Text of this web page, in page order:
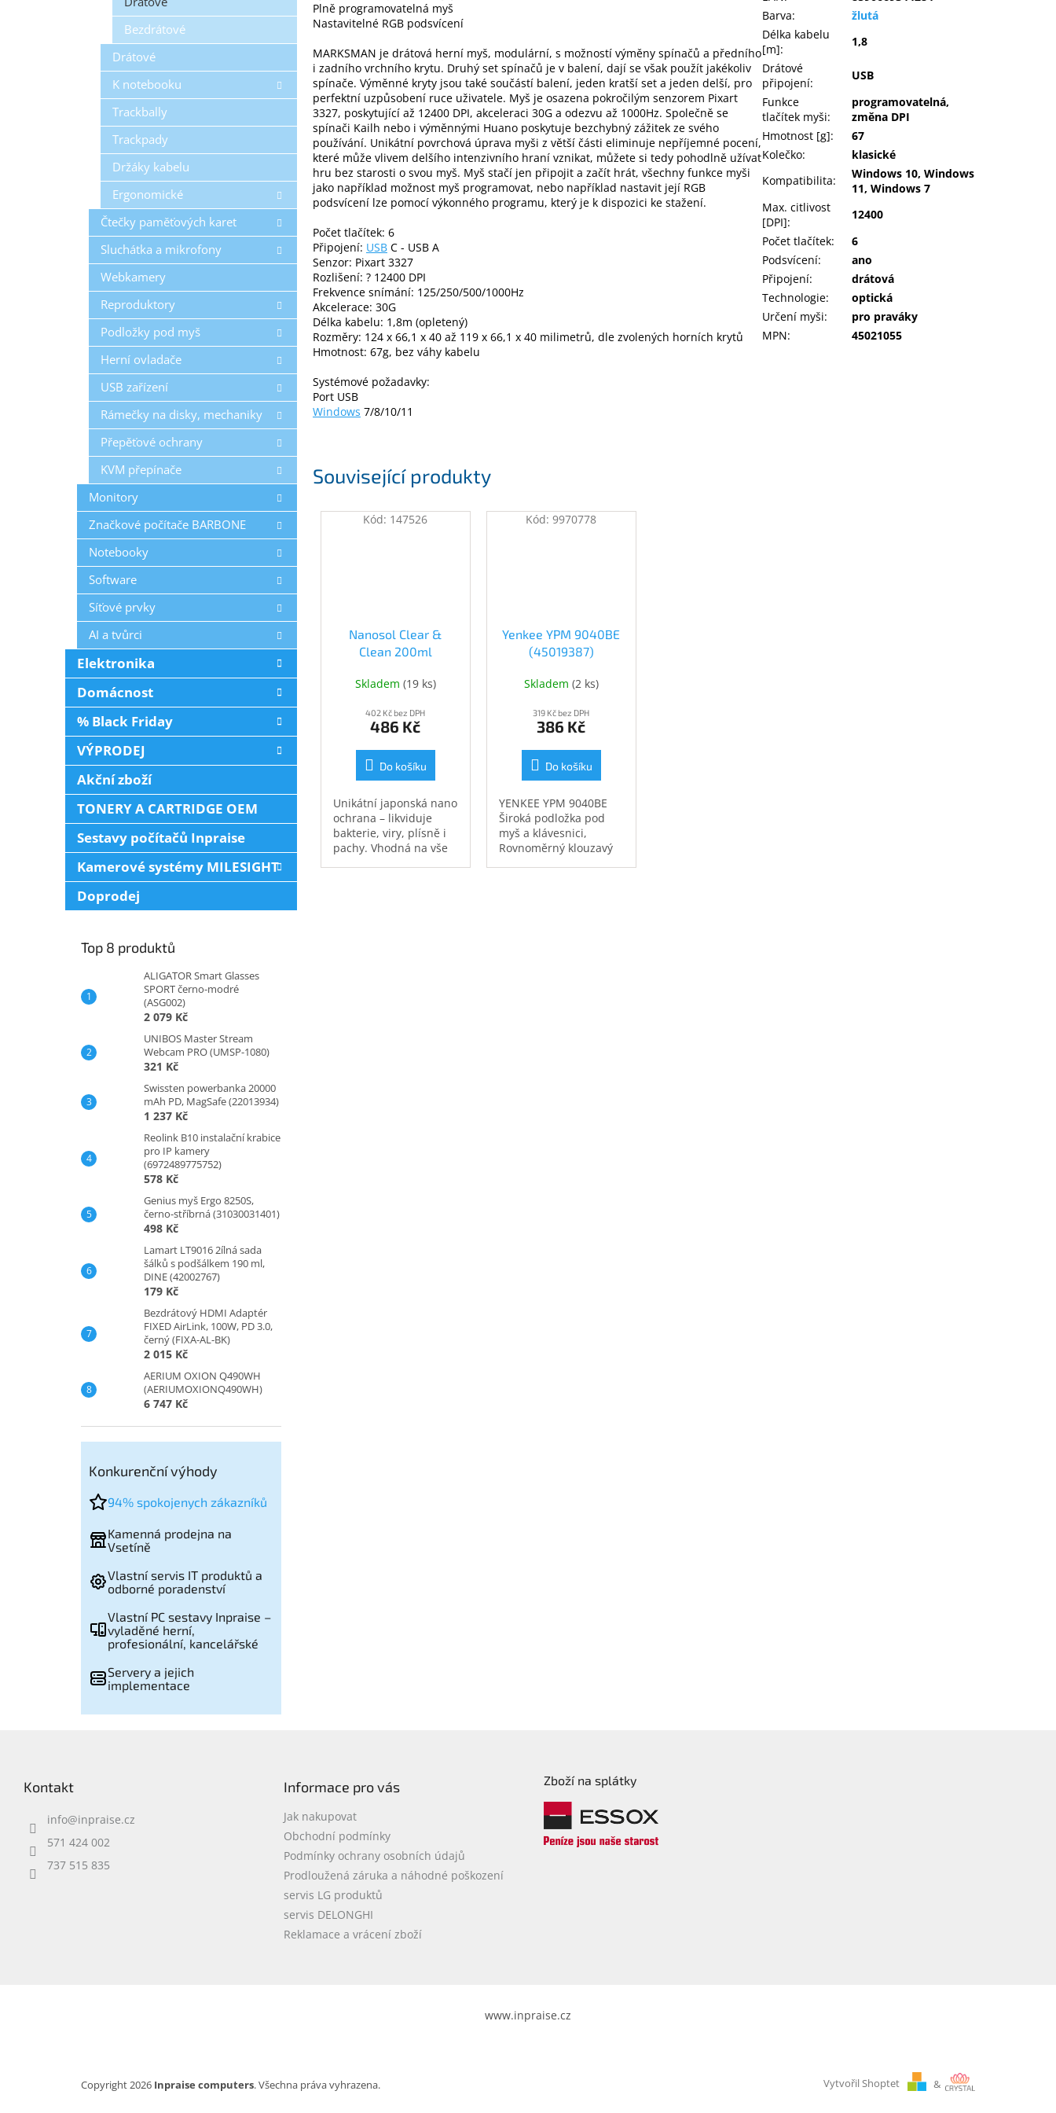
Bezdrátové
Drátové
K notebooku
Trackbally
Trackpady
Držáky kabelu
Ergonomické
Čtečky paměťových karet
Sluchátka a mikrofony
Webkamery
Reproduktory
Podložky pod myš
Herní ovladače
USB zařízení
Rámečky na disky, mechaniky
Přepěťové ochrany
KVM přepínače
Monitory
Značkové počítače BARBONE
Notebooky
Software
Síťové prvky
AI a tvůrci
Elektronika
Domácnost
% Black Friday
VÝPRODEJ
Akční zboží
TONERY A CARTRIDGE OEM
Sestavy počítačů Inpraise
Kamerové systémy MILESIGHT
Doprodej
Top 8 produktů
ALIGATOR Smart Glasses
SPORT černo-modré
(ASG002)
2 079 Kč
UNIBOS Master Stream
Webcam PRO (UMSP-1080)
321 Kč
Swissten powerbanka 20000
mAh PD, MagSafe (22013934)
1 237 Kč
Reolink B10 instalační krabice
pro IP kamery
(6972489775752)
578 Kč
Genius myš Ergo 8250S,
černo-stříbrná (31030031401)
498 Kč
Lamart LT9016 2ílná sada
šálků s podšálkem 190 ml,
DINE (42002767)
179 Kč
Bezdrátový HDMI Adaptér
FIXED AirLink, 100W, PD 3.0,
černý (FIXA-AL-BK)
2 015 Kč
AERIUM OXION Q490WH
(AERIUMOXIONQ490WH)
6 747 Kč
Konkurenční výhody
94% spokojenych zákazníků
Kamenná prodejna na
Vsetíně
Vlastní servis IT produktů a
odborné poradenství
Vlastní PC sestavy Inpraise –
vyladěné herní,
profesionální, kancelářské
Servery a jejich
implementace
Související produkty
Nanosol Clear &
Clean 200ml
Skladem (19 ks)
402 Kč bez DPH
486 Kč
Do košíku
Unikátní japonská nano
ochrana – likviduje
bakterie, viry, plísně i
pachy. Vhodná na vše
Kód: 147526
Yenkee YPM 9040BE
(45019387)
Skladem (2 ks)
319 Kč bez DPH
386 Kč
Do košíku
YENKEE YPM 9040BE
Široká podložka pod
myš a klávesnici,
Rovnoměrný klouzavý
Kód:9970778
Plně programovatelná myš
Nastavitelné RGB podsvícení
MARKSMAN je drátová herní myš, modulární, s možností výměny spínačů a předního
i zadního vrchního krytu. Druhý set spínačů je v balení, dají se však použít jakékoliv
spínače. Výměnné kryty jsou také součástí balení, jeden kratší set a jeden delší, pro
perfektní uzpůsobení ruce uživatele. Myš je osazena pokročilým senzorem Pixart
3327, poskytující až 12400 DPI, akceleraci 30G a odezvu až 1000Hz. Společně se
spínači Kailh nebo i výměnnými Huano poskytuje bezchybný zážitek ze svého
používání. Unikátní povrchová úprava myši z větší části eliminuje nepříjemné pocení,
které může vlivem delšího intenzivního hraní vznikat, můžete si tedy pohodlně užívat
hru bez starosti o svou myš. Myš stačí jen připojit a začít hrát, všechny funkce myši
jako například možnost myš programovat, nebo například nastavit její RGB
podsvícení lze pomocí výkonného programu, který je k dispozici ke stažení.
Počet tlačítek: 6
Připojení: USB C - USB A
Senzor: Pixart 3327
Rozlišení: ? 12400 DPI
Frekvence snímání: 125/250/500/1000Hz
Akcelerace: 30G
Délka kabelu: 1,8m (opletený)
Rozměry: 124 x 66,1 x 40 až 119 x 66,1 x 40 milimetrů, dle zvolených horních krytů
Hmotnost: 67g, bez váhy kabelu
Systémové požadavky:
Port USB
Windows 7/8/10/11
Barva:
žlutá
Délka kabelu
[m]:
1,8
Drátové
připojení:
USB
Funkce
tlačítek myši:
programovatelná,
změna DPI
Hmotnost [g]:
67
Kolečko:
klasické
Kompatibilita:
Windows 10, Windows
11, Windows 7
Max. citlivost
[DPI]:
12400
Počet tlačítek:
6
Podsvícení:
ano
Připojení:
drátová
Technologie:
optická
Určení myši:
pro praváky
MPN: 45021055
Kontakt
info@inpraise.cz
571 424 002
737 515 835
Informace pro vás
Jak nakupovat
Obchodní podmínky
Podmínky ochrany osobních údajů
Prodloužená záruka a náhodné poškození
servis LG produktů
servis DELONGHI
Reklamace a vrácení zboží
Zboží na splátky
www.inpraise.cz
Vytvořil Shoptet &
Copyright 2026 Inpraise computers. Všechna práva vyhrazena.